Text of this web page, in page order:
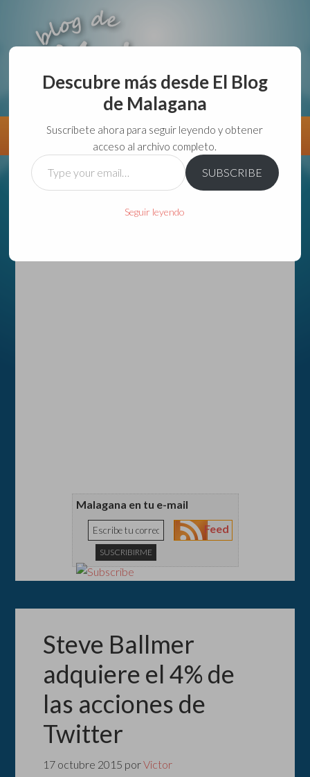
aunque lo haga de malas lo hago....
Información Directorio VivirGuadalajara
Malagana en tu e-mail
Feed
Steve Ballmer
adquiere el 4% de
las acciones de
Twitter
17 octubre 2015 porVictor
Descubre más desde El Blog
de Malagana
Suscríbete ahora para seguir leyendo y obtener
acceso al archivo completo.
Type
your
SUBSCRIBE
Seguir leyendo